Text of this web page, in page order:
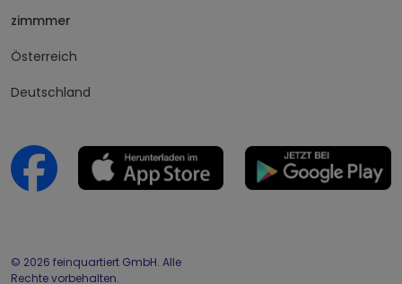
Das Unternehmen
Kontakt
Newsletter abonnieren
Österreich